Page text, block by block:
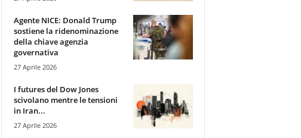
Agente NICE: Donald Trump
sostiene la ridenominazione
della chiave agenzia
governativa
27 Aprile 2026
I futures del Dow Jones
scivolano mentre le tensioni
in Iran...
27 Aprile 2026